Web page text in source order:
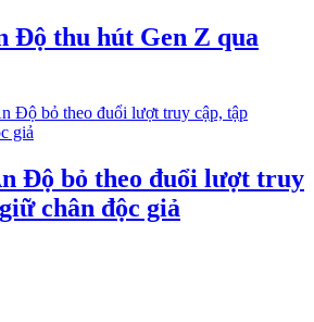
Độ thu hút Gen Z qua
Độ bỏ theo đuổi lượt truy
chân độc giả